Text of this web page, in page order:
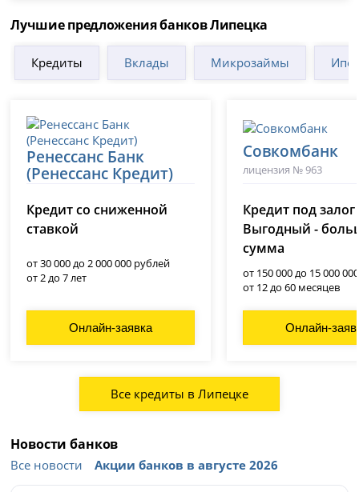
Лучшие предложения банков Липецка
Кредиты Вклады Микрозаймы
Ренессанс Банк
(Ренессанс Кредит)
Кредит со сниженной
ставкой
от 30 000 до 2 000 000 рублей
от 2 до 7 лет
Онлайн-заявка
Совкомбанк
лицензия № 963
Кредит под залог
Выгодный -
сумма
от 150 000 до 15 000
от 12 до 60 месяцев
Онлайн-
Все кредиты в Липецке
Новости банков
Все новости Акции банков в августе 2026